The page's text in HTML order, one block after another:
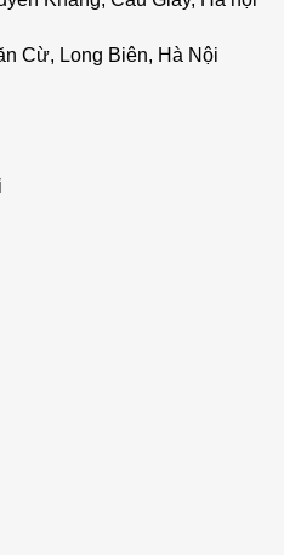
Cừ, Long Biên, Hà Nội